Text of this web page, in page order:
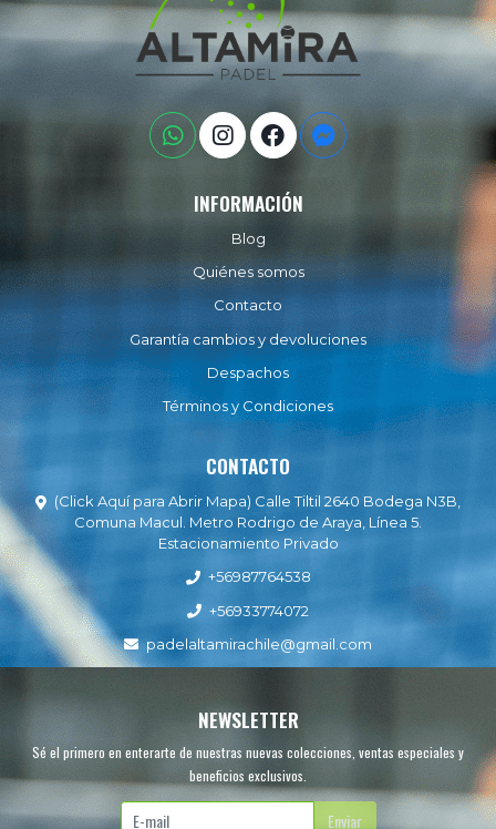
INFORMACIÓN
Blog
Quiénes somos
Contacto
Garantía cambios y devoluciones
Despachos
Términos y Condiciones
CONTACTO
(Click Aquí para Abrir Mapa) Calle Tiltil 2640 Bodega N3B,
Comuna Macul. Metro Rodrigo de Araya, Línea 5.
Estacionamiento Privado
+56987764538
+56933774072
padelaltamirachile@gmail.com
NEWSLETTER
Sé el primero en enterarte de nuestras nuevas colecciones, ventas especiales y
beneficios exclusivos.
Enviar